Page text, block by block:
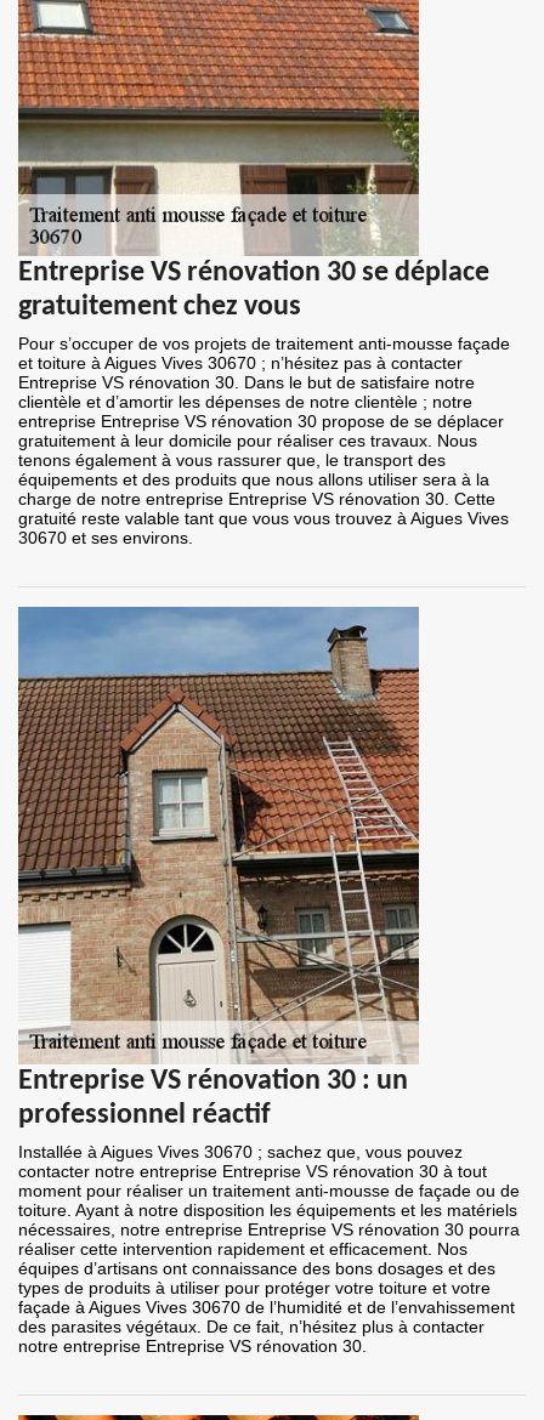
Entreprise VS rénovation 30 se déplace
gratuitement chez vous
Pour s’occuper de vos projets de traitement anti-mousse façade
et toiture à Aigues Vives 30670 ; n’hésitez pas à contacter
Entreprise VS rénovation 30. Dans le but de satisfaire notre
clientèle et d’amortir les dépenses de notre clientèle ; notre
entreprise Entreprise VS rénovation 30 propose de se déplacer
gratuitement à leur domicile pour réaliser ces travaux. Nous
tenons également à vous rassurer que, le transport des
équipements et des produits que nous allons utiliser sera à la
charge de notre entreprise Entreprise VS rénovation 30. Cette
gratuité reste valable tant que vous vous trouvez à Aigues Vives
30670 et ses environs.
Entreprise VS rénovation 30 : un
professionnel réactif
Installée à Aigues Vives 30670 ; sachez que, vous pouvez
contacter notre entreprise Entreprise VS rénovation 30 à tout
moment pour réaliser un traitement anti-mousse de façade ou de
toiture. Ayant à notre disposition les équipements et les matériels
nécessaires, notre entreprise Entreprise VS rénovation 30 pourra
réaliser cette intervention rapidement et efficacement. Nos
équipes d’artisans ont connaissance des bons dosages et des
types de produits à utiliser pour protéger votre toiture et votre
façade à Aigues Vives 30670 de l’humidité et de l’envahissement
des parasites végétaux. De ce fait, n’hésitez plus à contacter
notre entreprise Entreprise VS rénovation 30.